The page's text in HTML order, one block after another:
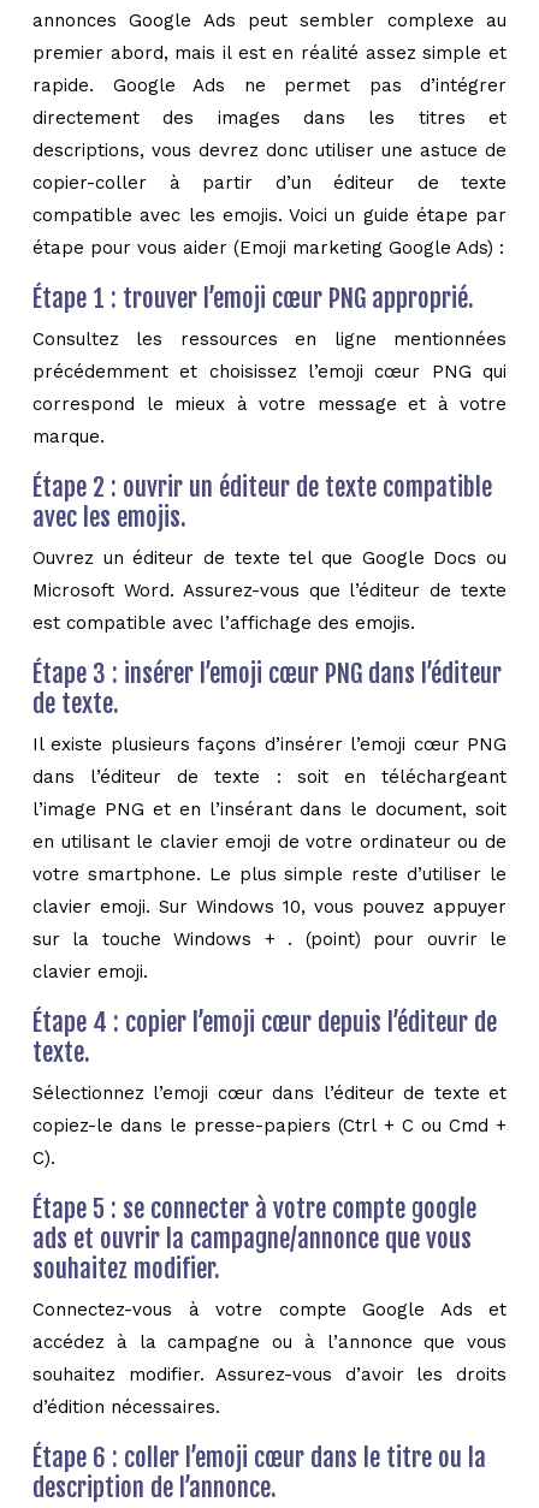
annonces Google Ads peut sembler complexe au
premier abord, mais il est en réalité assez simple et
rapide. Google Ads ne permet pas d’intégrer
directement des images dans les titres et
descriptions, vous devrez donc utiliser une astuce de
copier-coller à partir d’un éditeur de texte
compatible avec les emojis. Voici un guide étape par
étape pour vous aider (Emoji marketing Google Ads) :
Étape 1 : trouver l’emoji cœur PNG approprié.
Consultez les ressources en ligne mentionnées
précédemment et choisissez l’emoji cœur PNG qui
correspond le mieux à votre message et à votre
marque.
Étape 2 : ouvrir un éditeur de texte compatible
avec les emojis.
Ouvrez un éditeur de texte tel que Google Docs ou
Microsoft Word. Assurez-vous que l’éditeur de texte
est compatible avec l’affichage des emojis.
Étape 3 : insérer l’emoji cœur PNG dans l’éditeur
de texte.
Il existe plusieurs façons d’insérer l’emoji cœur PNG
dans l’éditeur de texte : soit en téléchargeant
l’image PNG et en l’insérant dans le document, soit
en utilisant le clavier emoji de votre ordinateur ou de
votre smartphone. Le plus simple reste d’utiliser le
clavier emoji. Sur Windows 10, vous pouvez appuyer
sur la touche Windows + . (point) pour ouvrir le
clavier emoji.
Étape 4 : copier l’emoji cœur depuis l’éditeur de
texte.
Sélectionnez l’emoji cœur dans l’éditeur de texte et
copiez-le dans le presse-papiers (Ctrl + C ou Cmd +
C).
Étape 5 : se connecter à votre compte google
ads et ouvrir la campagne/annonce que vous
souhaitez modifier.
Connectez-vous à votre compte Google Ads et
accédez à la campagne ou à l’annonce que vous
souhaitez modifier. Assurez-vous d’avoir les droits
d’édition nécessaires.
Étape 6 : coller l’emoji cœur dans le titre ou la
description de l’annonce.